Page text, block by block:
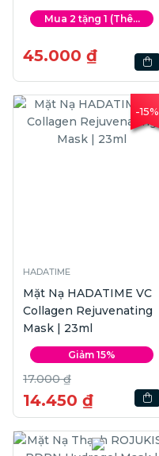
Mua 2 tặng 1 (Thê...
45.000 ₫
-15%
HADATIME
Mặt Nạ HADATIME VC
Collagen Rejuvenating
Mask | 23ml
Giảm 15%
17.000 ₫
14.450 ₫